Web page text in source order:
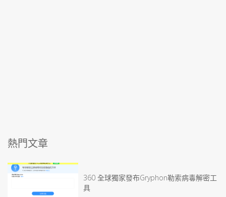
熱門文章
360 全球獨家發布Gryphon勒索病毒解密工
具